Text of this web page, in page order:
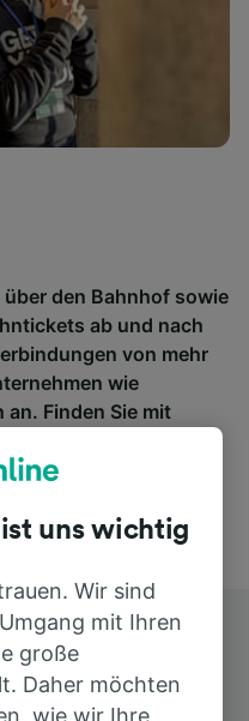
den Bahnhof sowie
ab und nach
von mehr
wie
an. Finden Sie mit
ab Biberbrugg.
ist uns wichtig
Wir sind
mit Ihren
große
Daher möchten
wie wir Ihre